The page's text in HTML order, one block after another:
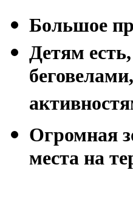
Большое
Детям
Огромная
места на